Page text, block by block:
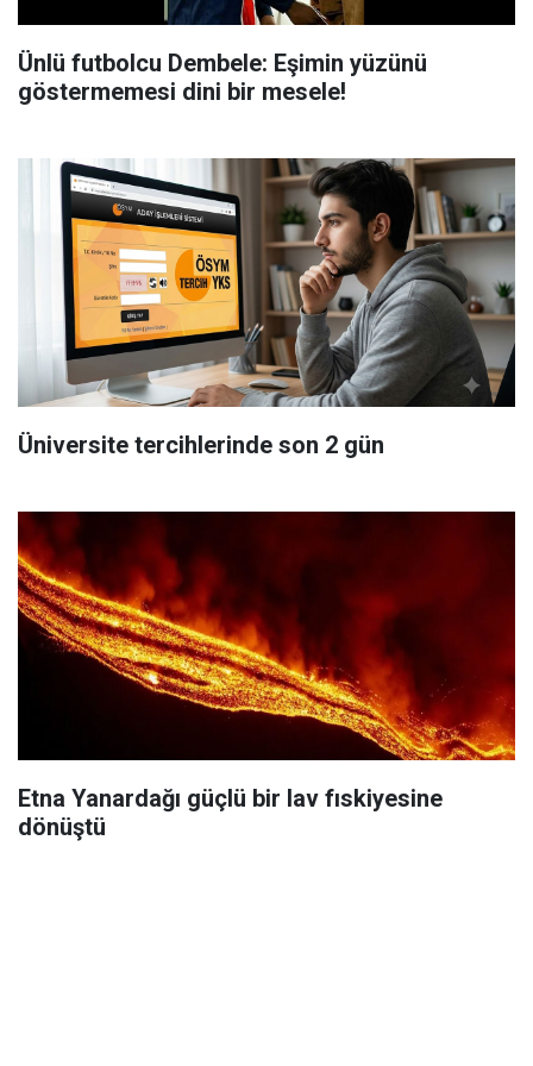
Ünlü futbolcu Dembele: Eşimin yüzünü
göstermemesi dini bir mesele!
Üniversite tercihlerinde son 2 gün
Etna Yanardağı güçlü bir lav fıskiyesine
dönüştü